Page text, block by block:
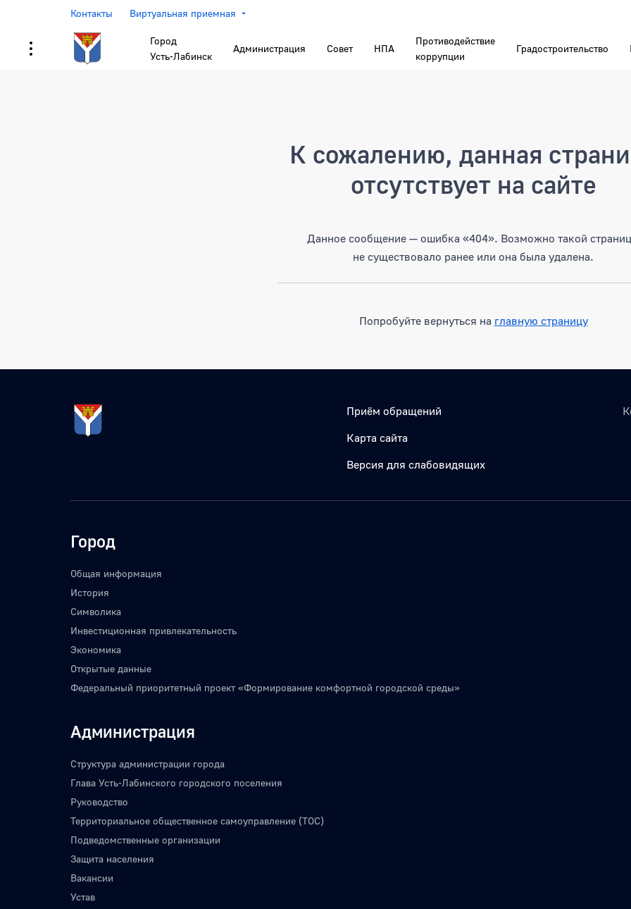
Контакты Виртуальная приемная
Город
Усть-Лабинск
Администрация Совет НПА
Противодействие
коррупции
Градостроительство
К сожалению, данная
отсутствует на сайте
Данное сообщение — ошибка «404». Возможно такой
не существовало ранее или она была удалена.
Попробуйте вернуться на главную страницу
Приём обращений
Карта сайта
Версия для слабовидящих
Город
Общая информация
История
Символика
Инвестиционная привлекательность
Экономика
Открытые данные
Федеральный приоритетный проект «Формирование комфортной городской среды»
Администрация
Структура администрации города
Глава Усть-Лабинского городского поселения
Руководство
Территориальное общественное самоуправление (ТОС)
Подведомственные организации
Защита населения
Вакансии
Устав